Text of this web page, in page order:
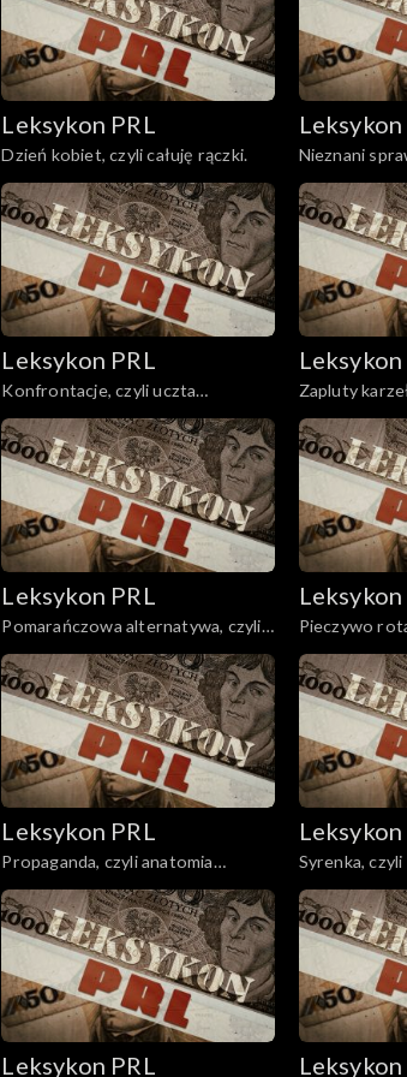
Leksykon PRL
Dzień kobiet, czyli całuję rączki.
Leksykon
Nieznani
wszystko
Leksykon PRL
Konfrontacje, czyli uczta
kinomana.
Leksykon
Zapluty
nienawiści.
Leksykon PRL
Pomarańczowa alternatywa, czyli
rewolucja opozycja śmiechu.
Leksykon
Pieczywo
nieświeże.
Leksykon PRL
Propaganda, czyli anatomia
kłamstwa.
Leksykon
Syrenka,
Leksykon PRL Leksykon